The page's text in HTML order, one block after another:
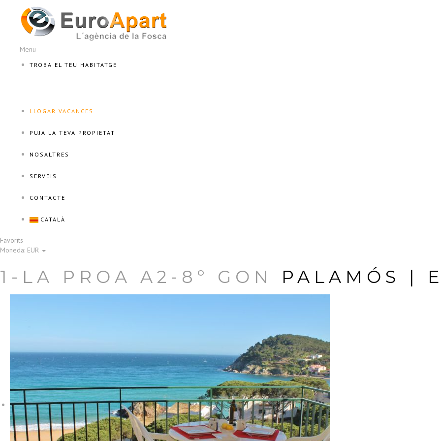
Menu
TROBA EL TEU HABITATGE
LLOGAR VACANCES
PUJA LA TEVA PROPIETAT
NOSALTRES
SERVEIS
CONTACTE
CATALÀ
Favorits
Moneda: EUR
1-LA PROA A2-8º GON PALAMÓS |